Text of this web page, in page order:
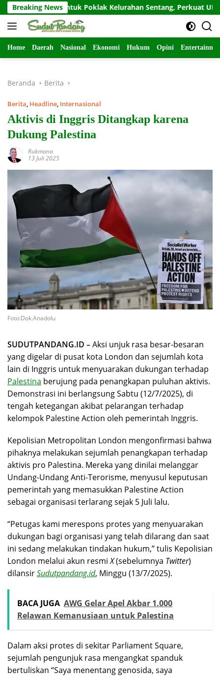
Langsung
ke
konten
Breaking News
untuk Poklak Kelurahan Sentang, Perkuat UMKM Jelang
Home Daerah Nasional Ekonomi Hukum Opini
Beranda Berita
Berita, Headline, Internasional
Aktivis di Inggris Ditangkap karena
Dukung Palestina
Rukmana
13 Juli 2025
Foto:Dok.Anadolu
SUDUTPANDANG.ID –Aksi unjuk rasa besar-besaran
yang digelar di pusat kota London dan sejumlah kota
lain di Inggris untuk menyuarakan dukungan terhadap
Palestina berujung pada penangkapan puluhan aktivis.
Demonstrasi ini berlangsung Sabtu (12/7/2025), di
tengah ketegangan akibat pelarangan terhadap
kelompok Palestine Action oleh pemerintah Inggris.
Kepolisian Metropolitan London mengonfirmasi bahwa
pihaknya melakukan sejumlah penangkapan terhadap
aktivis pro Palestina. Mereka yang dinilai melanggar
Undang-Undang Anti-Terorisme, menyusul keputusan
pemerintah yang memasukkan Palestine Action
sebagai organisasi terlarang sejak 5 Juli lalu.
“Petugas kami merespons protes yang menyuarakan
dukungan bagi organisasi yang telah dilarang dan saat
ini sedang melakukan tindakan hukum,” tulis Kepolisian
London melalui akun resmiX(sebelumnya Twitter)
dilansirSudutpandang.id, Minggu (13/7/2025).
BACA JUGA AWG Gelar Apel Akbar 1.000
Relawan Kemanusiaan untuk Palestina
Dalam aksi protes di sekitar Parliament Square,
sejumlah pengunjuk rasa mengangkat spanduk
bertuliskan “Saya menentang genosida, saya